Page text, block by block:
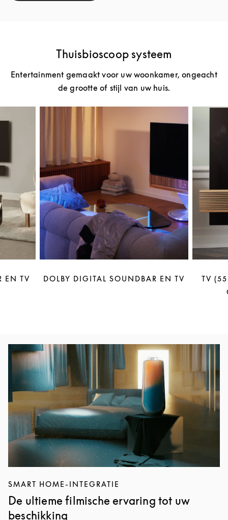
Thuisbioscoop systeem
Entertainment gemaakt voor uw woonkamer, ongeacht
de grootte of stijl van uw huis.
EN TV DOLBY DIGITAL SOUNDBAR EN TV
TV
Afbeelding van evenement
SMART HOME-INTEGRATIE
De ultieme filmische ervaring tot uw
beschikking